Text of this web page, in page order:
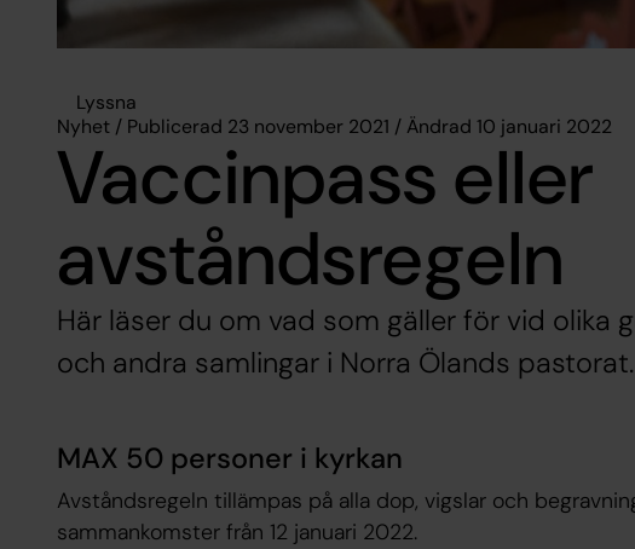
Lyssna
Nyhet / Publicerad 23 november 2021 / Ändrad 10 januari 2022
Vaccinpass eller
avståndsregeln
Här läser du om vad som gäller för vid olika
och andra samlingar i Norra Ölands pastorat.
MAX 50 personer i kyrkan
Avståndsregeln tillämpas på alla dop, vigslar och
sammankomster från 12 januari 2022.